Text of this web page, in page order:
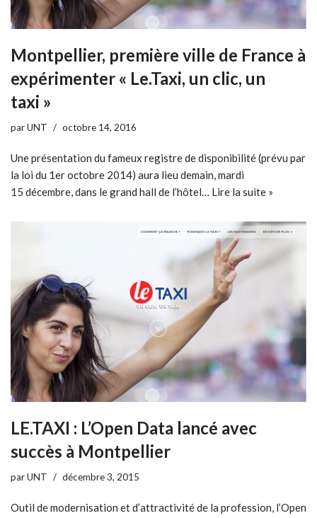
Montpellier, première ville de France à
expérimenter « Le.Taxi, un clic, un
taxi »
parUNT octobre 14, 2016
Une présentation du fameux registre de disponibilité (prévu par
la loi du 1er octobre 2014) aura lieu demain, mardi
15 décembre, dans le grand hall de l’hôtel… Lire la suite »
LE.TAXI : L’Open Data lancé avec
succès à Montpellier
parUNT décembre 3, 2015
Outil de modernisation et d’attractivité de la profession, l’Open